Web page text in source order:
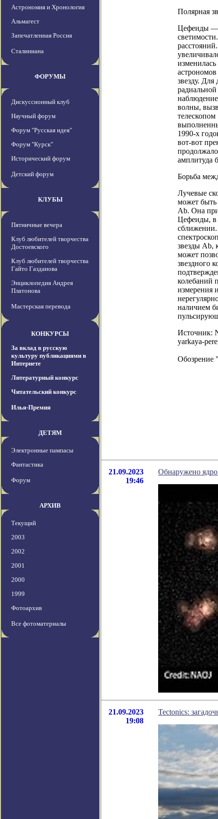
Астрономия и Хронология
Альмагест
Запечатленная Россия
Сталиниана
ФОРУМЫ
Дискуссионный клуб
Научный форум
Форум "Русская идея"
Форум "Курск"
Исторический форум
Детский форум
КЛУБЫ
Пятничные вечера
Клуб любителей творчества
Достоевского
Клуб любителей творчества
Гайто Газданова
Энциклопедия Андрея
Платонова
Мастерская перевода
КОНКУРСЫ
За вклад в русскую
культуру публикациями в
Интернете
Литературный конкурс
Читательский конкурс
Илья-Премия
ДЕТЯМ
Электронные пампасы
Фантастика
Форум
АРХИВ
Текущий
2003
2002
2001
2000
1999
Фотоархив
Все фотоматериалы
Полярная
Цефеиды —
звезду.
волны,
1990-х
вот-вот
амплитуда
Борьба
Лучевые
может быть
Ab. Она
Цефеиды, в
звезды Ab,
может
звездного
колебаний
измерения
наличием
Источник:
yarkaya-
Обозрение
21.09.2023
19:46
Обнаружено ядро
21.09.2023
19:08
Tectonics: